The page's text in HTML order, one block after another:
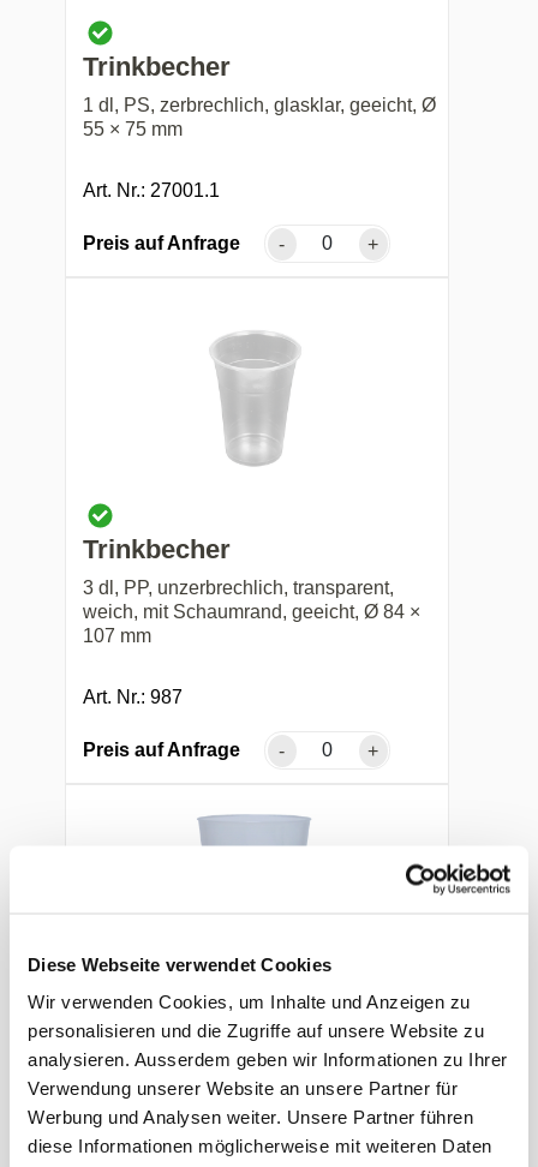
Diese Webseite verwendet Cookies
Wir verwenden Cookies, um Inhalte und Anzeigen zu
personalisieren und die Zugriffe auf unsere Website zu
analysieren. Ausserdem geben wir Informationen zu Ihrer
Verwendung unserer Website an unsere Partner für
Werbung und Analysen weiter. Unsere Partner führen
diese Informationen möglicherweise mit weiteren Daten
Trinkbecher
1 dl, PS, zerbrechlich, glasklar, geeicht, Ø
55 × 75 mm
Art. Nr.: 27001.1
Preis auf Anfrage - +
Trinkbecher
3 dl, PP, unzerbrechlich, transparent,
weich, mit Schaumrand, geeicht, Ø 84 ×
107 mm
Art. Nr.: 987
Preis auf Anfrage - +
Cocktailbecher
3 dl, PP, unzerbrechlich, glasklar, 8-eckig,
geeicht, Ø 79 × 109 mm